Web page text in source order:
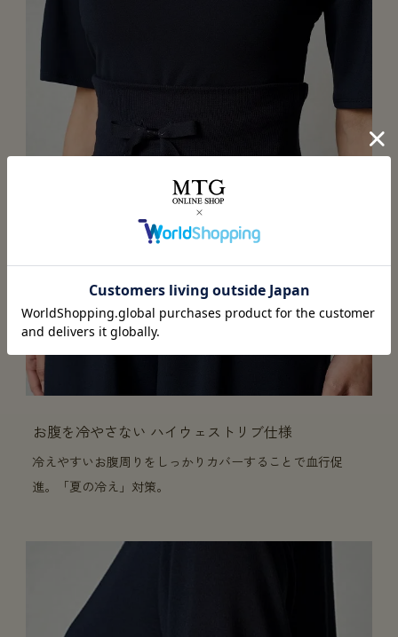
お腹を冷やさない ハイウェストリブ仕様
冷えやすいお腹周りをしっかりカバーすることで血行促
進。「夏の冷え」対策。